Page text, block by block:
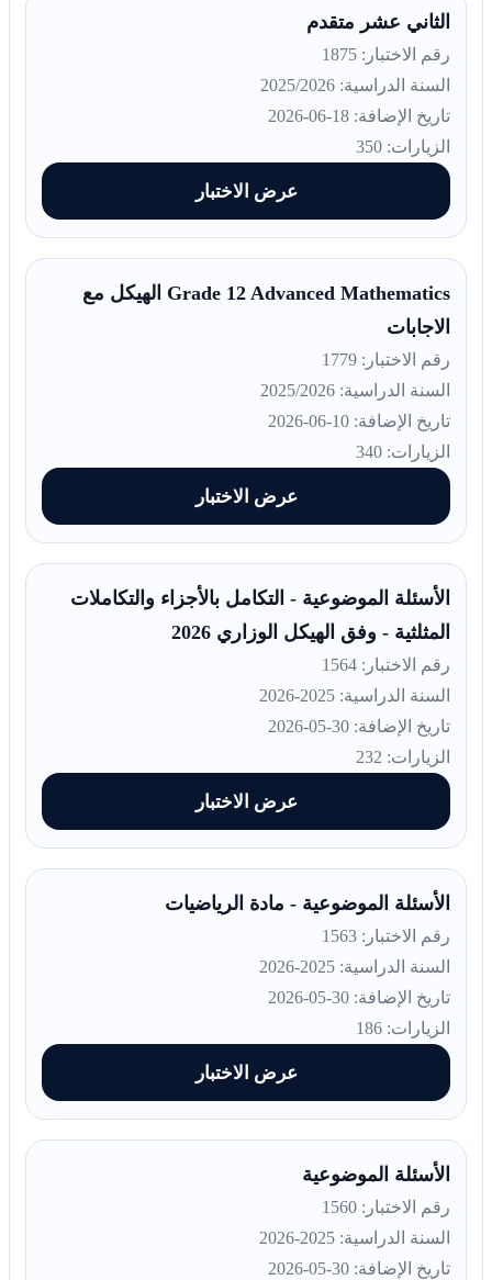
الثاني عشر متقدم
رقم الاختبار: 1875
السنة الدراسية: 2025/2026
تاريخ الإضافة: 18-06-2026
الزيارات: 350
عرض الاختبار
Grade 12 Advanced Mathematics الهيكل مع
الاجابات
رقم الاختبار: 1779
السنة الدراسية: 2025/2026
تاريخ الإضافة: 10-06-2026
الزيارات: 340
عرض الاختبار
الأسئلة الموضوعية - التكامل بالأجزاء والتكاملات
المثلثية - وفق الهيكل الوزاري 2026
رقم الاختبار: 1564
السنة الدراسية: 2025-2026
تاريخ الإضافة: 30-05-2026
الزيارات: 232
عرض الاختبار
الأسئلة الموضوعية - مادة الرياضيات
رقم الاختبار: 1563
السنة الدراسية: 2025-2026
تاريخ الإضافة: 30-05-2026
الزيارات: 186
عرض الاختبار
الأسئلة الموضوعية
رقم الاختبار: 1560
السنة الدراسية: 2025-2026
تاريخ الإضافة: 30-05-2026